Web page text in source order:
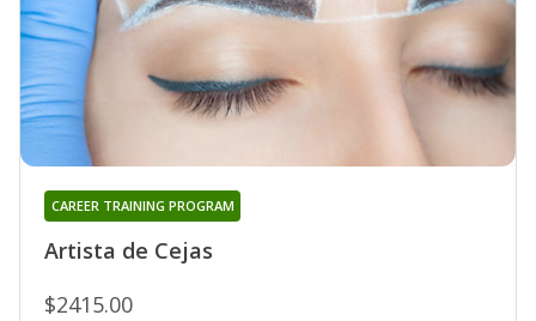
Artista de Cejas
CAREER TRAINING PROGRAM
$2415.00